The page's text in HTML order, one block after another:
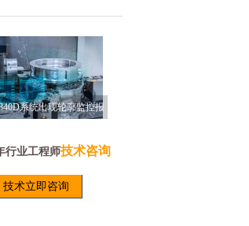
技术立即咨询
行业工程师技术咨询
卡21612报警是什么原
何节省1/3费用？